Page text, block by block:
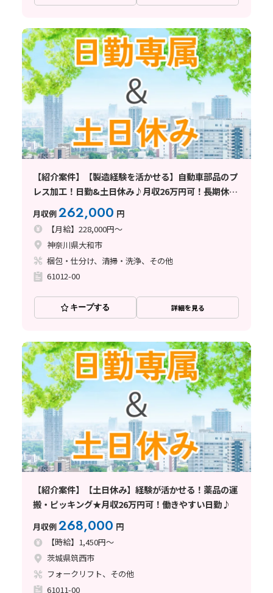
【紹介案件】【製造経験を活かせる】自動車部品のプ
レス加工！日勤&土日休み♪月収26万円可！長期休暇
月収例262,000 円
【月給】228,000円～
神奈川県大和市
梱包・仕分け、清掃・洗浄、その他
61012-00
キープする 詳細を見る
【紹介案件】【土日休み】経験が活かせる！薬品の運
搬・ピッキング★月収26万円可！働きやすい日勤♪
月収例268,000 円
【時給】1,450円～
茨城県筑西市
フォークリフト、その他
61011-00